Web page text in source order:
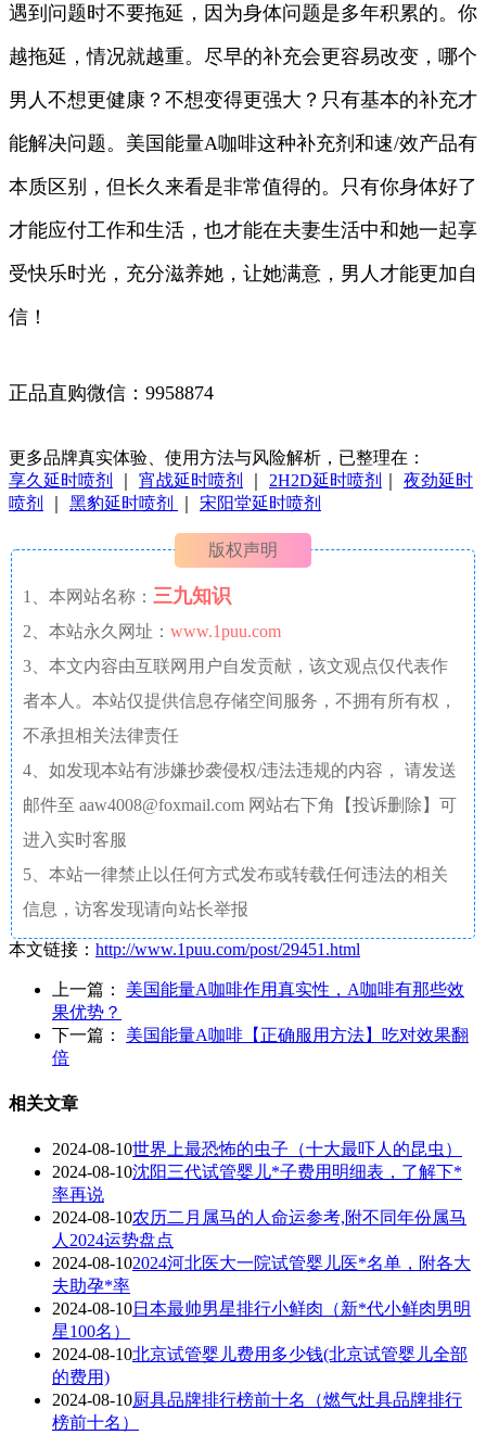
遇到问题时不要拖延，因为身体问题是多年积累的。你
越拖延，情况就越重。尽早的补充会更容易改变，哪个
男人不想更健康？不想变得更强大？只有基本的补充才
能解决问题。美国能量A咖啡这种补充剂和速/效产品有
本质区别，但长久来看是非常值得的。只有你身体好了
才能应付工作和生活，也才能在夫妻生活中和她一起享
受快乐时光，充分滋养她，让她满意，男人才能更加自
信！
正品直购微信：9958874
更多品牌真实体验、使用方法与风险解析，已整理在：
享久延时喷剂
宵战延时喷剂 2H2D延时喷剂
夜劲延时
喷剂
黑豹延时喷剂 宋阳堂延时喷剂
版权声明
1、本网站名称： 三九知识
2、本站永久网址： www.1puu.com
3、本文内容由互联网用户自发贡献，该文观点仅代表作
者本人。本站仅提供信息存储空间服务，不拥有所有权，
不承担相关法律责任
4、如发现本站有涉嫌抄袭侵权/违法违规的内容， 请发送
邮件至 aaw4008@foxmail.com 网站右下角【投诉删除】可
进入实时客服
5、本站一律禁止以任何方式发布或转载任何违法的相关
信息，访客发现请向站长举报
本文链接： http://www.1puu.com/post/29451.html
上一篇： 美国能量A咖啡作用真实性，A咖啡有那些效
果优势？
下一篇： 美国能量A咖啡【正确服用方法】吃对效果翻
倍
相关文章
2024-08-10世界上最恐怖的虫子（十大最吓人的昆虫）
2024-08-10沈阳三代试管婴儿*子费用明细表，了解下*
率再说
2024-08-10农历二月属马的人命运参考,附不同年份属马
人2024运势盘点
2024-08-102024河北医大一院试管婴儿医*名单，附各大
夫助孕*率
2024-08-10日本最帅男星排行小鲜肉（新*代小鲜肉男明
星100名）
2024-08-10北京试管婴儿费用多少钱(北京试管婴儿全部
的费用)
2024-08-10厨具品牌排行榜前十名（燃气灶具品牌排行
榜前十名）